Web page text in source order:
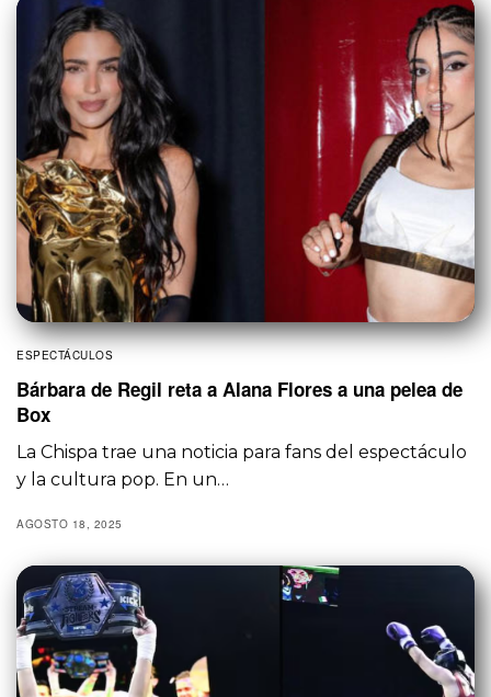
ESPECTÁCULOS
Bárbara de Regil reta a Alana Flores a una pelea de
Box
La Chispa trae una noticia para fans del espectáculo
y la cultura pop. En un…
AGOSTO 18, 2025